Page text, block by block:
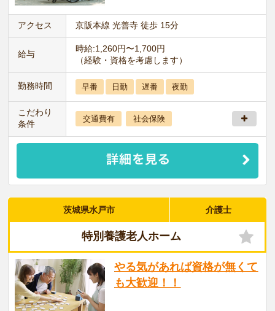
アクセス 京阪本線 光善寺 徒歩 15分
給与
時給:1,260円〜1,700円
（経験・資格を考慮します）
勤務時間 早番 日勤 遅番 夜勤
こだわり
条件
交通費有 社会保険
茨城県水戸市 介護士
特別養護老人ホーム
やる気があれば資格が無くて
も大歓迎！！